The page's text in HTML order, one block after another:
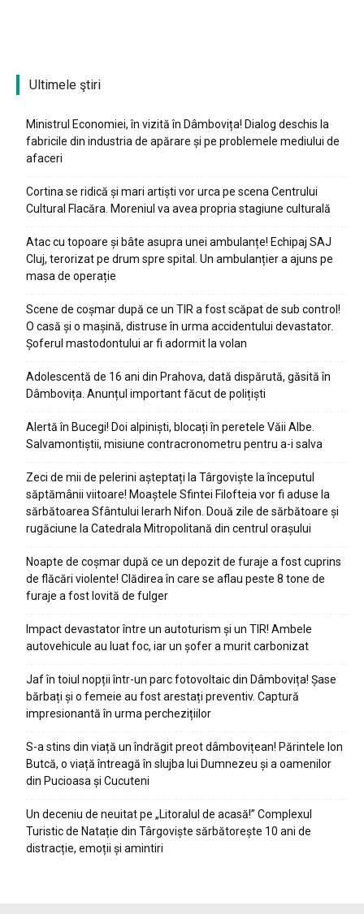
Ultimele ştiri
Ministrul Economiei, în vizită în Dâmbovița! Dialog deschis la
fabricile din industria de apărare și pe problemele mediului de
afaceri
Cortina se ridică și mari artiști vor urca pe scena Centrului
Cultural Flacăra. Moreniul va avea propria stagiune culturală
Atac cu topoare și bâte asupra unei ambulanțe! Echipaj SAJ
Cluj, terorizat pe drum spre spital. Un ambulanțier a ajuns pe
masa de operație
Scene de coșmar după ce un TIR a fost scăpat de sub control!
O casă și o mașină, distruse în urma accidentului devastator.
Șoferul mastodontului ar fi adormit la volan
Adolescentă de 16 ani din Prahova, dată dispărută, găsită în
Dâmbovița. Anunțul important făcut de polițiști
Alertă în Bucegi! Doi alpiniști, blocați în peretele Văii Albe.
Salvamontiștii, misiune contracronometru pentru a-i salva
Zeci de mii de pelerini așteptați la Târgoviște la începutul
săptămânii viitoare! Moaștele Sfintei Filofteia vor fi aduse la
sărbătoarea Sfântului Ierarh Nifon. Două zile de sărbătoare și
rugăciune la Catedrala Mitropolitană din centrul orașului
Noapte de coșmar după ce un depozit de furaje a fost cuprins
de flăcări violente! Clădirea în care se aflau peste 8 tone de
furaje a fost lovită de fulger
Impact devastator între un autoturism și un TIR! Ambele
autovehicule au luat foc, iar un șofer a murit carbonizat
Jaf în toiul nopții într-un parc fotovoltaic din Dâmbovița! Șase
bărbați și o femeie au fost arestați preventiv. Captură
impresionantă în urma perchezițiilor
S-a stins din viață un îndrăgit preot dâmbovițean! Părintele Ion
Butcă, o viață întreagă în slujba lui Dumnezeu și a oamenilor
din Pucioasa și Cucuteni
Un deceniu de neuitat pe „Litoralul de acasă!” Complexul
Turistic de Natație din Târgoviște sărbătorește 10 ani de
distracție, emoții și amintiri